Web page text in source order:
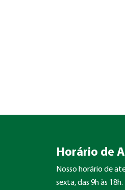
Horário de
Nosso horário de
sexta, das 9h às 18h.